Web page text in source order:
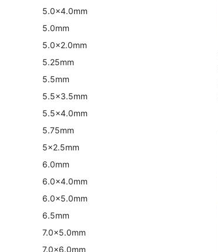
5.0×4.0mm
5.0mm
5.0×2.0mm
5.25mm
5.5mm
5.5×3.5mm
5.5×4.0mm
5.75mm
5×2.5mm
6.0mm
6.0×4.0mm
6.0×5.0mm
6.5mm
7.0×5.0mm
7.0×6.0mm